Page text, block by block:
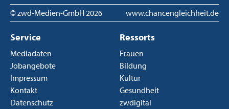
© zwd-Medien-GmbH2026 www.chancengleichheit.de
Service
Mediadaten
Jobangebote
Impressum
Kontakt
Datenschutz
Ressorts
Frauen
Bildung
Kultur
Gesundheit
zwdigital